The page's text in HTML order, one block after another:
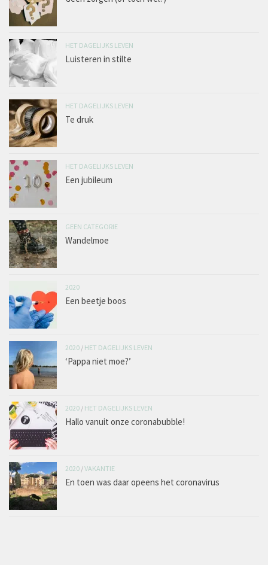
HET DAGELIJKS LEVEN
Luisteren in stilte
HET DAGELIJKS LEVEN
Te druk
HET DAGELIJKS LEVEN
Een jubileum
GEEN CATEGORIE
Wandelmoe
2020
Een beetje boos
2020 / HET DAGELIJKS LEVEN
‘Pappa niet moe?’
2020 / HET DAGELIJKS LEVEN
Hallo vanuit onze coronabubble!
2020 /VAKANTIE
En toen was daar opeens het coronavirus